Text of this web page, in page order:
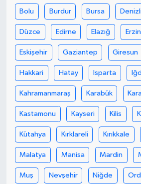
Bolu Burdur Bursa
Düzce Edirne Elazığ
Eskişehir Gaziantep Giresun
Hakkari Hatay Isparta
Kahramanmaraş Karabük
Kastamonu Kayseri Kilis
Kütahya Kırklareli Kırıkkale
Malatya Manisa Mardin
Muş Nevşehir Niğde